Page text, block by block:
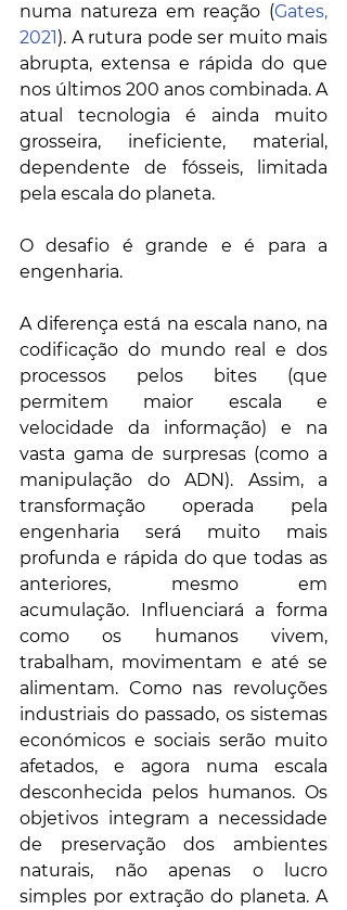
numa natureza em reação (Gates,
2021 ). A rutura pode ser muito mais
abrupta, extensa e rápida do que
nos últimos 200 anos combinada. A
atual tecnologia é ainda muito
grosseira, ineficiente, material,
dependente de fósseis, limitada
pela escala do planeta.
O desafio é grande e é para a
engenharia.
A diferença está na escala nano, na
codificação do mundo real e dos
processos pelos bites (que
permitem maior escala e
velocidade da informação) e na
vasta gama de surpresas (como a
manipulação do ADN). Assim, a
transformação operada pela
engenharia será muito mais
profunda e rápida do que todas as
anteriores, mesmo em
acumulação. Influenciará a forma
como os humanos vivem,
trabalham, movimentam e até se
alimentam. Como nas revoluções
industriais do passado, os sistemas
económicos e sociais serão muito
afetados, e agora numa escala
desconhecida pelos humanos. Os
objetivos integram a necessidade
de preservação dos ambientes
naturais, não apenas o lucro
simples por extração do planeta. A